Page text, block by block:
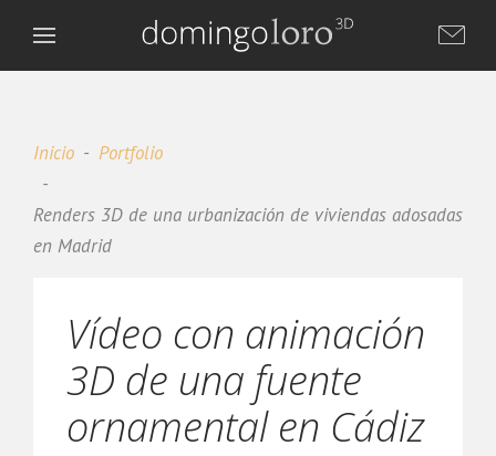
Inicio Portfolio
Renders 3D de una urbanización de viviendas adosadas
en Madrid
Vídeo con animación
3D de una fuente
ornamental en Cádiz
DL
Domingo Loro 3D